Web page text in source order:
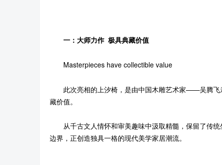
一：大师力作 极具典藏价值
Masterpieces have collectible value
此次亮相的上汐椅，是由中国木雕艺术家——吴腾飞
藏价值。
从千古文人情怀和审美趣味中汲取精髓，保留了传统
边界，正创造独具一格的现代美学家居潮流。